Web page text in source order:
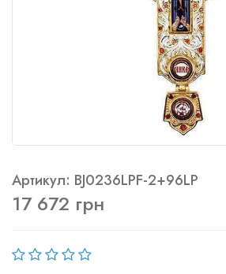
Артикул: BJ0236LPF-2+96LP
17 672 грн